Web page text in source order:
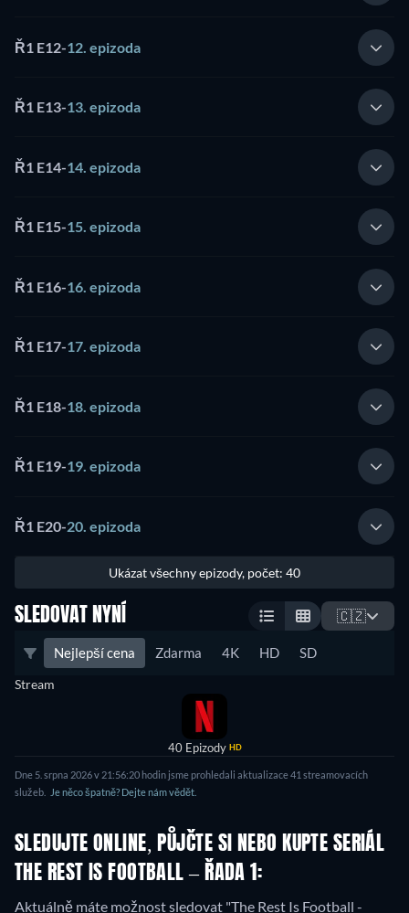
Ř1 E12-12. epizoda
Ř1 E13-13. epizoda
Ř1 E14-14. epizoda
Ř1 E15-15. epizoda
Ř1 E16-16. epizoda
Ř1 E17-17. epizoda
Ř1 E18-18. epizoda
Ř1 E19-19. epizoda
Ř1 E20-20. epizoda
Ukázat všechny epizody, počet: 40
SLEDOVAT NYNÍ 🇨🇿
Nejlepší cena Zdarma 4K HD SD
Stream
40 Epizody HD
Dne 5. srpna 2026 v 21:56:20 hodin jsme prohledali aktualizace 41 streamovacích
služeb.
Je něco špatně? Dejte nám vědět.
SLEDUJTE ONLINE, PŮJČTE SI NEBO KUPTE SERIÁL
THE REST IS FOOTBALL – ŘADA 1:
Aktuálně máte možnost sledovat "The Rest Is Football -